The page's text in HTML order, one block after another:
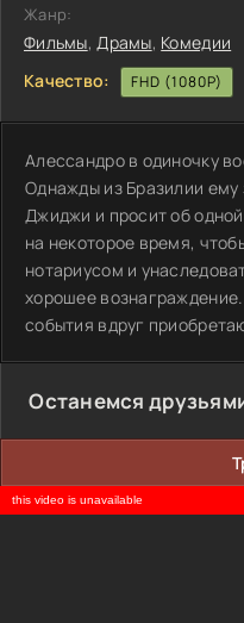
Жанр:
Фильмы,Драмы, Комедии
Качество:
FHD (1080P)
Алессандро в одиночку
Однажды из Бразилии ему
Джиджи и просит об
на некоторое время,
нотариусом и
хорошее
события вдруг
Останемся